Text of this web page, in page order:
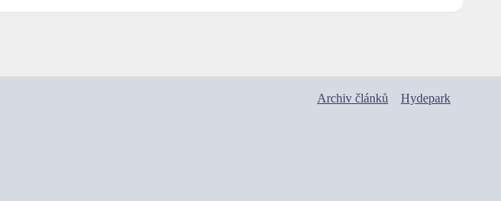
Archiv článků Hydepark